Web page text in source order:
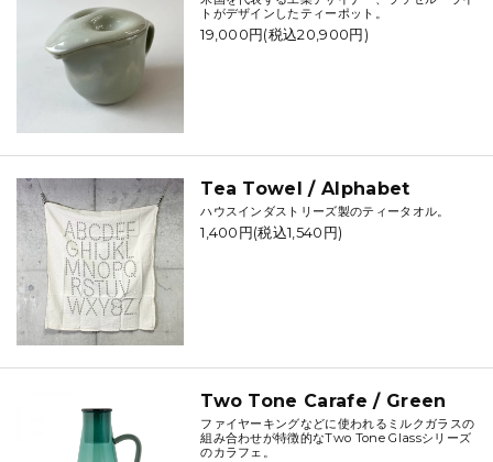
トがデザインしたティーポット。
19,000円(税込20,900円)
Tea Towel / Alphabet
ハウスインダストリーズ製のティータオル。
1,400円(税込1,540円)
Two Tone Carafe / Green
ファイヤーキングなどに使われるミルクガラスの
組み合わせが特徴的なTwo Tone Glassシリーズ
のカラフェ。